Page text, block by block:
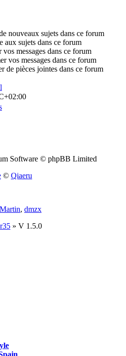
nouveaux sujets dans ce forum
aux sujets dans ce forum
messages dans ce forum
vos messages dans ce forum
de pièces jointes dans ce forum
Software © phpBB Limited
© Qiaeru
Martin, dmzx
» V 1.5.0